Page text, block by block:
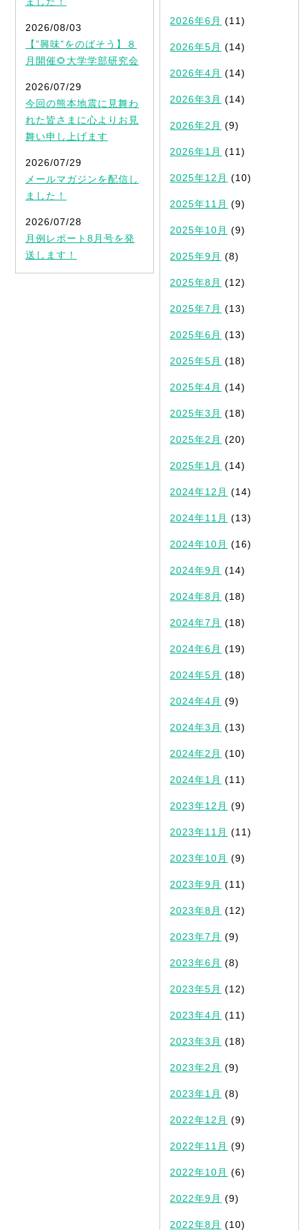
2026/08/03
【”興味”をのばそう】８
月開催🌻大学学部研究会
2026/07/29
今回の熊本地震に見舞わ
れた皆さまに心よりお見
舞い申し上げます
2026/07/29
メールマガジンを配信し
ました！
2026/07/28
月例レポート8月号を発
送します！
2026年6月 (11)
2026年5月 (14)
2026年4月 (14)
2026年3月 (14)
2026年2月 (9)
2026年1月 (11)
2025年12月 (10)
2025年11月 (9)
2025年10月 (9)
2025年9月 (8)
2025年8月 (12)
2025年7月 (13)
2025年6月 (13)
2025年5月 (18)
2025年4月 (14)
2025年3月 (18)
2025年2月 (20)
2025年1月 (14)
2024年12月 (14)
2024年11月 (13)
2024年10月 (16)
2024年9月 (14)
2024年8月 (18)
2024年7月 (18)
2024年6月 (19)
2024年5月 (18)
2024年4月 (9)
2024年3月 (13)
2024年2月 (10)
2024年1月 (11)
2023年12月 (9)
2023年11月 (11)
2023年10月 (9)
2023年9月 (11)
2023年8月 (12)
2023年7月 (9)
2023年6月 (8)
2023年5月 (12)
2023年4月 (11)
2023年3月 (18)
2023年2月 (9)
2023年1月 (8)
2022年12月 (9)
2022年11月 (9)
2022年10月 (6)
2022年9月 (9)
2022年8月 (10)